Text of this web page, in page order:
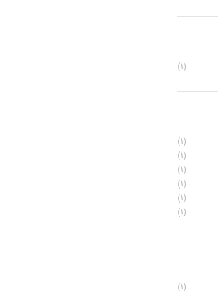
(1)
(1)
(1)
(1)
(1)
(1)
(1)
(1)